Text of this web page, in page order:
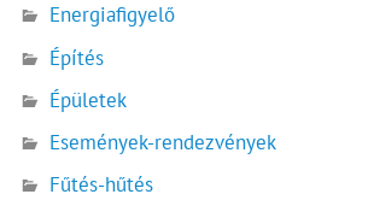
Energiafigyelő
Építés
Épületek
Események-rendezvények
Fűtés-hűtés